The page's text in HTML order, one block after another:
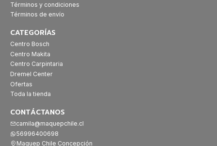
Términos y condiciones
Términos de envío
CATEGORÍAS
Centro Bosch
Centro Makita
Centro Carpintaria
Dremel Center
Ofertas
Toda la tienda
CONTÁCTANOS
camila@maquepchile.cl
56996400698
Maquep Chile Concepción